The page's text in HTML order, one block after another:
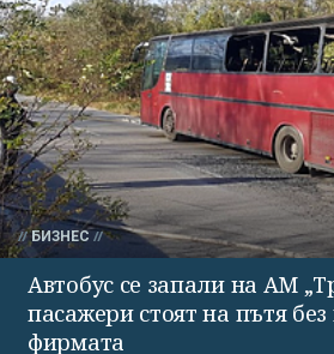
БИЗНЕС
Автобус се запали на АМ
пасажери стоят на пътя
фирмата